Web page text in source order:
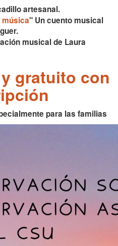
artesanal.
música" Un cuento musical
musical de Laura
gratuito con
para las familias